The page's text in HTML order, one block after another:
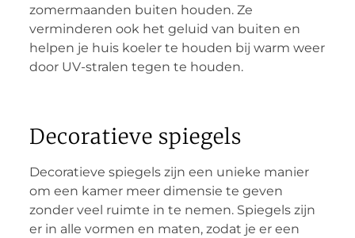
zomermaanden buiten houden. Ze
verminderen ook het geluid van buiten en
helpen je huis koeler te houden bij warm weer
door UV-stralen tegen te houden.
Decoratieve spiegels
Decoratieve spiegels zijn een unieke manier
om een kamer meer dimensie te geven
zonder veel ruimte in te nemen. Spiegels zijn
er in alle vormen en maten, zodat je er een